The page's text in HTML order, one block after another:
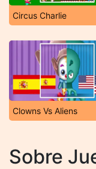
Circus Charlie
Clowns Vs Aliens
Sobre